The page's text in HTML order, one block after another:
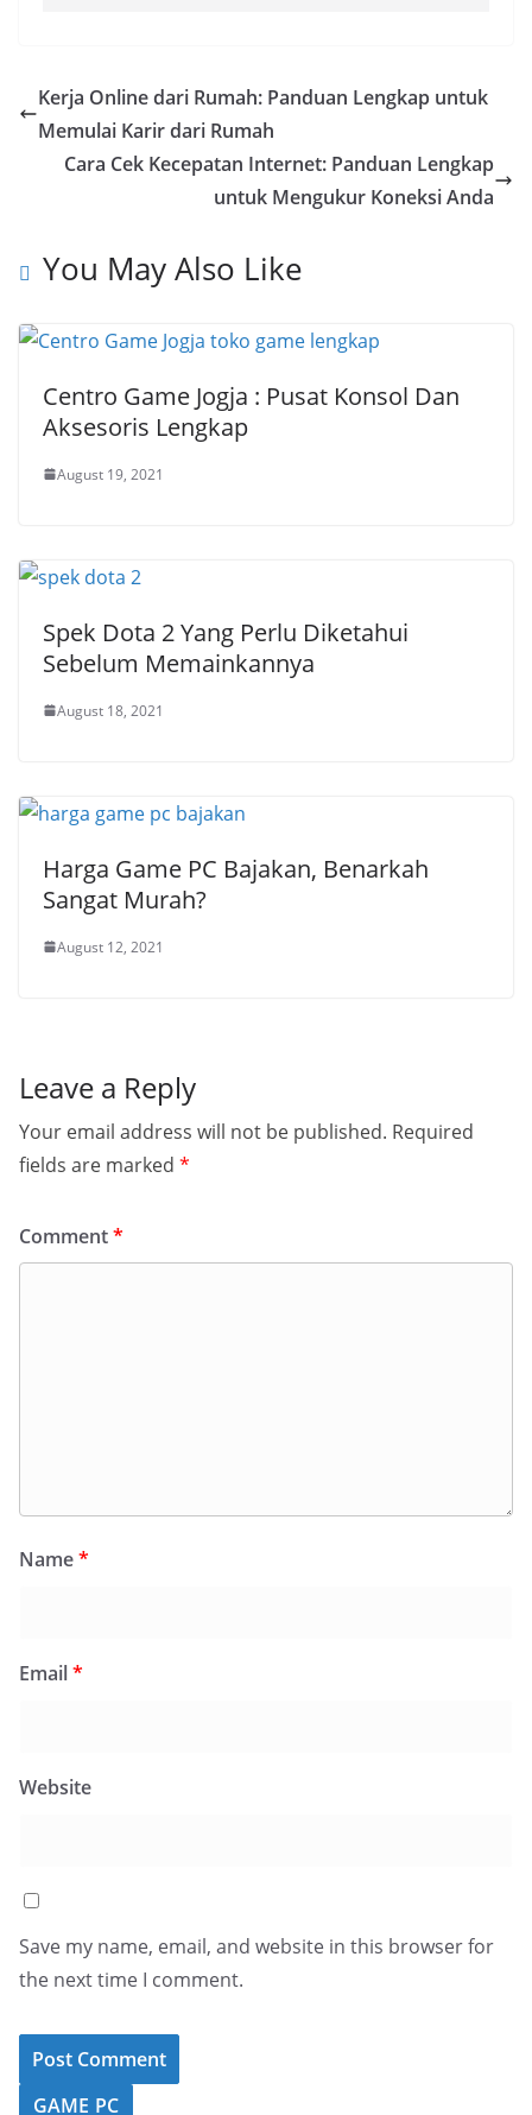
Kerja Online dari Rumah: Panduan Lengkap untuk
Memulai Karir dari Rumah
Cara Cek Kecepatan Internet: Panduan Lengkap
untuk Mengukur Koneksi Anda
You May Also Like
Centro Game Jogja : Pusat Konsol Dan
Aksesoris Lengkap
August 19, 2021
Spek Dota 2 Yang Perlu Diketahui
Sebelum Memainkannya
August 18, 2021
Harga Game PC Bajakan, Benarkah
Sangat Murah?
August 12, 2021
Leave a Reply
Your email address will not be published. Required
fields are marked *
Comment*
Name*
Email*
Website
Save my name, email, and website in this browser for
the next time I comment.
GAME PC